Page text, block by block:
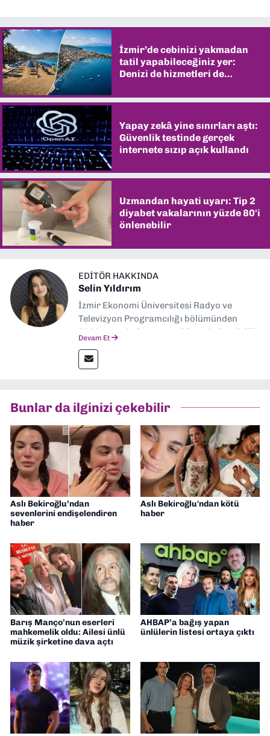
İzmir’de cebinizi yakmadan
tatil yapabileceğiniz yer:
Denizi de hizmetleri de
Yapay zekâ yine sınırları aştı:
Güvenlik testinde gerçek
internete sızıp açık kullandı
Uzmandan hayati uyarı: Tip 2
diyabet vakalarının yüzde 80'i
önlenebilir
EDITÖR HAKKINDA
Selin Yıldırım
İzmir Ekonomi Üniversitesi Radyo ve
Televizyon Programcılığı bölümünden
2024 senesinde mezun oldum. Dokuz Eylül
editörlük görevini de üstleniyorum.
Devam Et
Bunlar da ilginizi çekebilir
Aslı Bekiroğlu’ndan
sevenlerini endişelendiren
haber
Aslı Bekiroğlu'ndan kötü
haber
Barış Manço’nun eserleri
mahkemelik oldu: Ailesi ünlü
müzik şirketine dava açtı
AHBAP’a bağış yapan
ünlülerin listesi ortaya çıktı